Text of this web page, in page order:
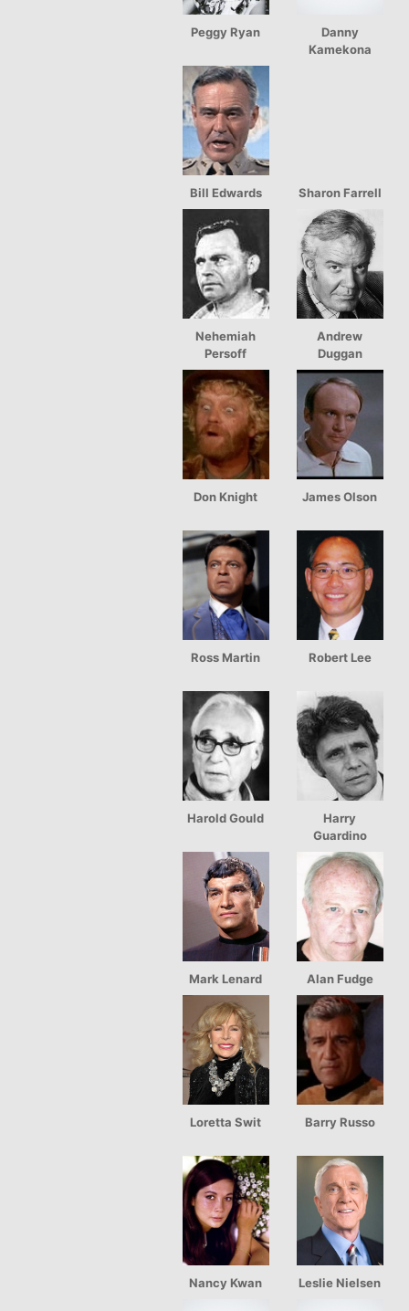
Peggy Ryan
Danny
Kamekona
Bill Edwards Sharon Farrell
Nehemiah
Persoff
Andrew
Duggan
Don Knight James Olson
Ross Martin Robert Lee
Harold Gould
Harry
Guardino
Mark Lenard Alan Fudge
Loretta Swit Barry Russo
Nancy Kwan Leslie Nielsen